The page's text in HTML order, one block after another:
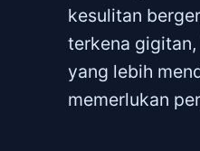
kesulitan
terkena
yang lebih
memerlukan